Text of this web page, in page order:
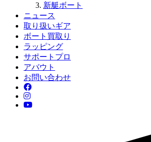
新艇ボート
ニュース
取り扱いギア
ボート買取り
ラッピング
サポートプロ
アバウト
お問い合わせ